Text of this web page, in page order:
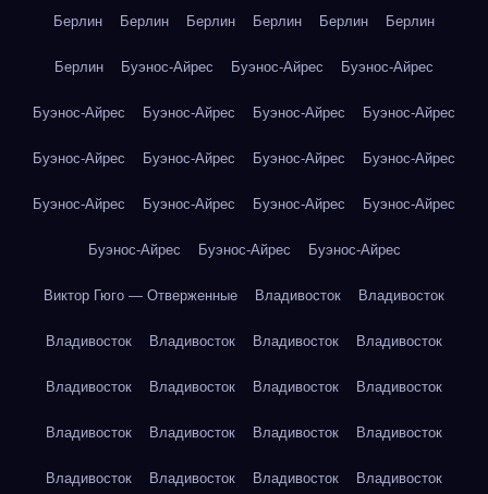
Берлин Берлин Берлин Берлин Берлин Берлин
Берлин Буэнос-Айрес Буэнос-Айрес Буэнос-Айрес
Буэнос-Айрес Буэнос-Айрес Буэнос-Айрес Буэнос-Айрес
Буэнос-Айрес Буэнос-Айрес Буэнос-Айрес Буэнос-Айрес
Буэнос-Айрес Буэнос-Айрес Буэнос-Айрес Буэнос-Айрес
Буэнос-Айрес Буэнос-Айрес Буэнос-Айрес
Виктор Гюго — Отверженные Владивосток Владивосток
Владивосток Владивосток Владивосток Владивосток
Владивосток Владивосток Владивосток Владивосток
Владивосток Владивосток Владивосток Владивосток
Владивосток Владивосток Владивосток Владивосток